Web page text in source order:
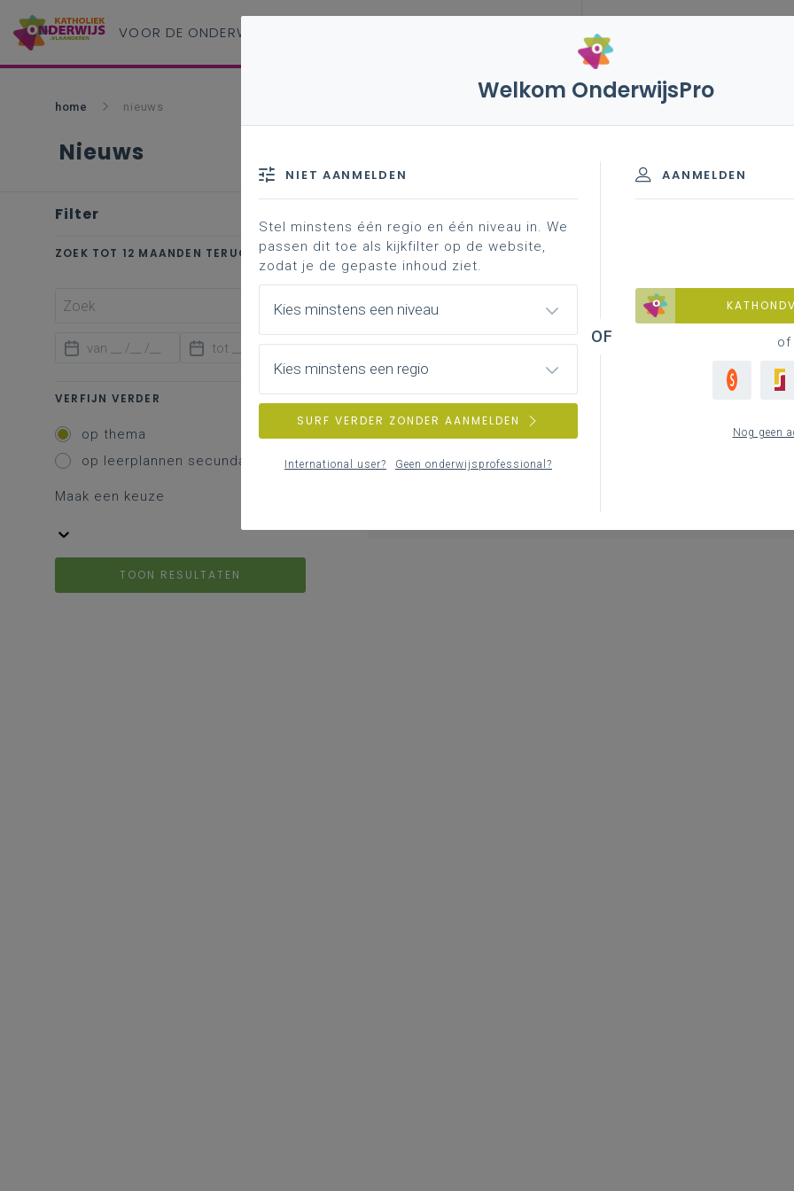
VOOR DE ONDERWIJS
home nieuws
Nieuws
Filter
ZOEK TOT 12 MAANDEN TERUG
VERFIJN VERDER
op thema
op leerplannen secundair
Maak een keuze
TOON RESULTATEN
Welkom OnderwijsPro
AANMELDEN
of
Nog geen
NIET AANMELDEN
Stel minstens één regio en één niveau in. We
passen dit toe als kijkfilter op de website,
zodat je de gepaste inhoud ziet.
Kies minstens een niveau
Kies minstens een regio
SURF VERDER ZONDER AANMELDEN
International user? Geen onderwijsprofessional?